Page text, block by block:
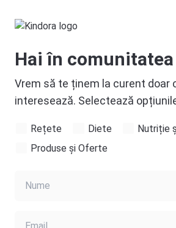
Hai în
Vrem să te ținem la curent doar
interesează. Selectează
Rețete Diete
Nutriție
Produse și Oferte